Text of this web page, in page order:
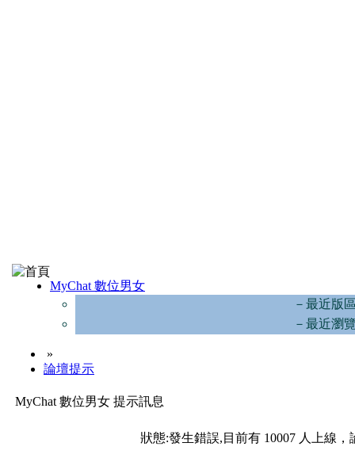
MyChat 數位男女
－最近版
－最近瀏
»
論壇提示
MyChat 數位男女 提示訊息
狀態:發生錯誤,目前有 10007 人上線